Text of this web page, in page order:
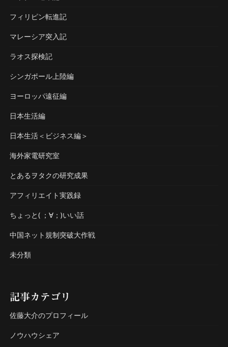
フィリピン転進記
マレーシア突入記
ラオス探検記
シンガポール上陸編
ヨーロッパ遠征編
日本生活編
日本生活＜ビジネス編＞
海外家電研究室
とあるヲタクの研究成果
アフィリエイト実践録
ちょっと( ；∀；)いい話
中国ネット規制突破大作戦
未分類
記事カテゴリ
佐藤大介のプロフィール
ノウハウシェア